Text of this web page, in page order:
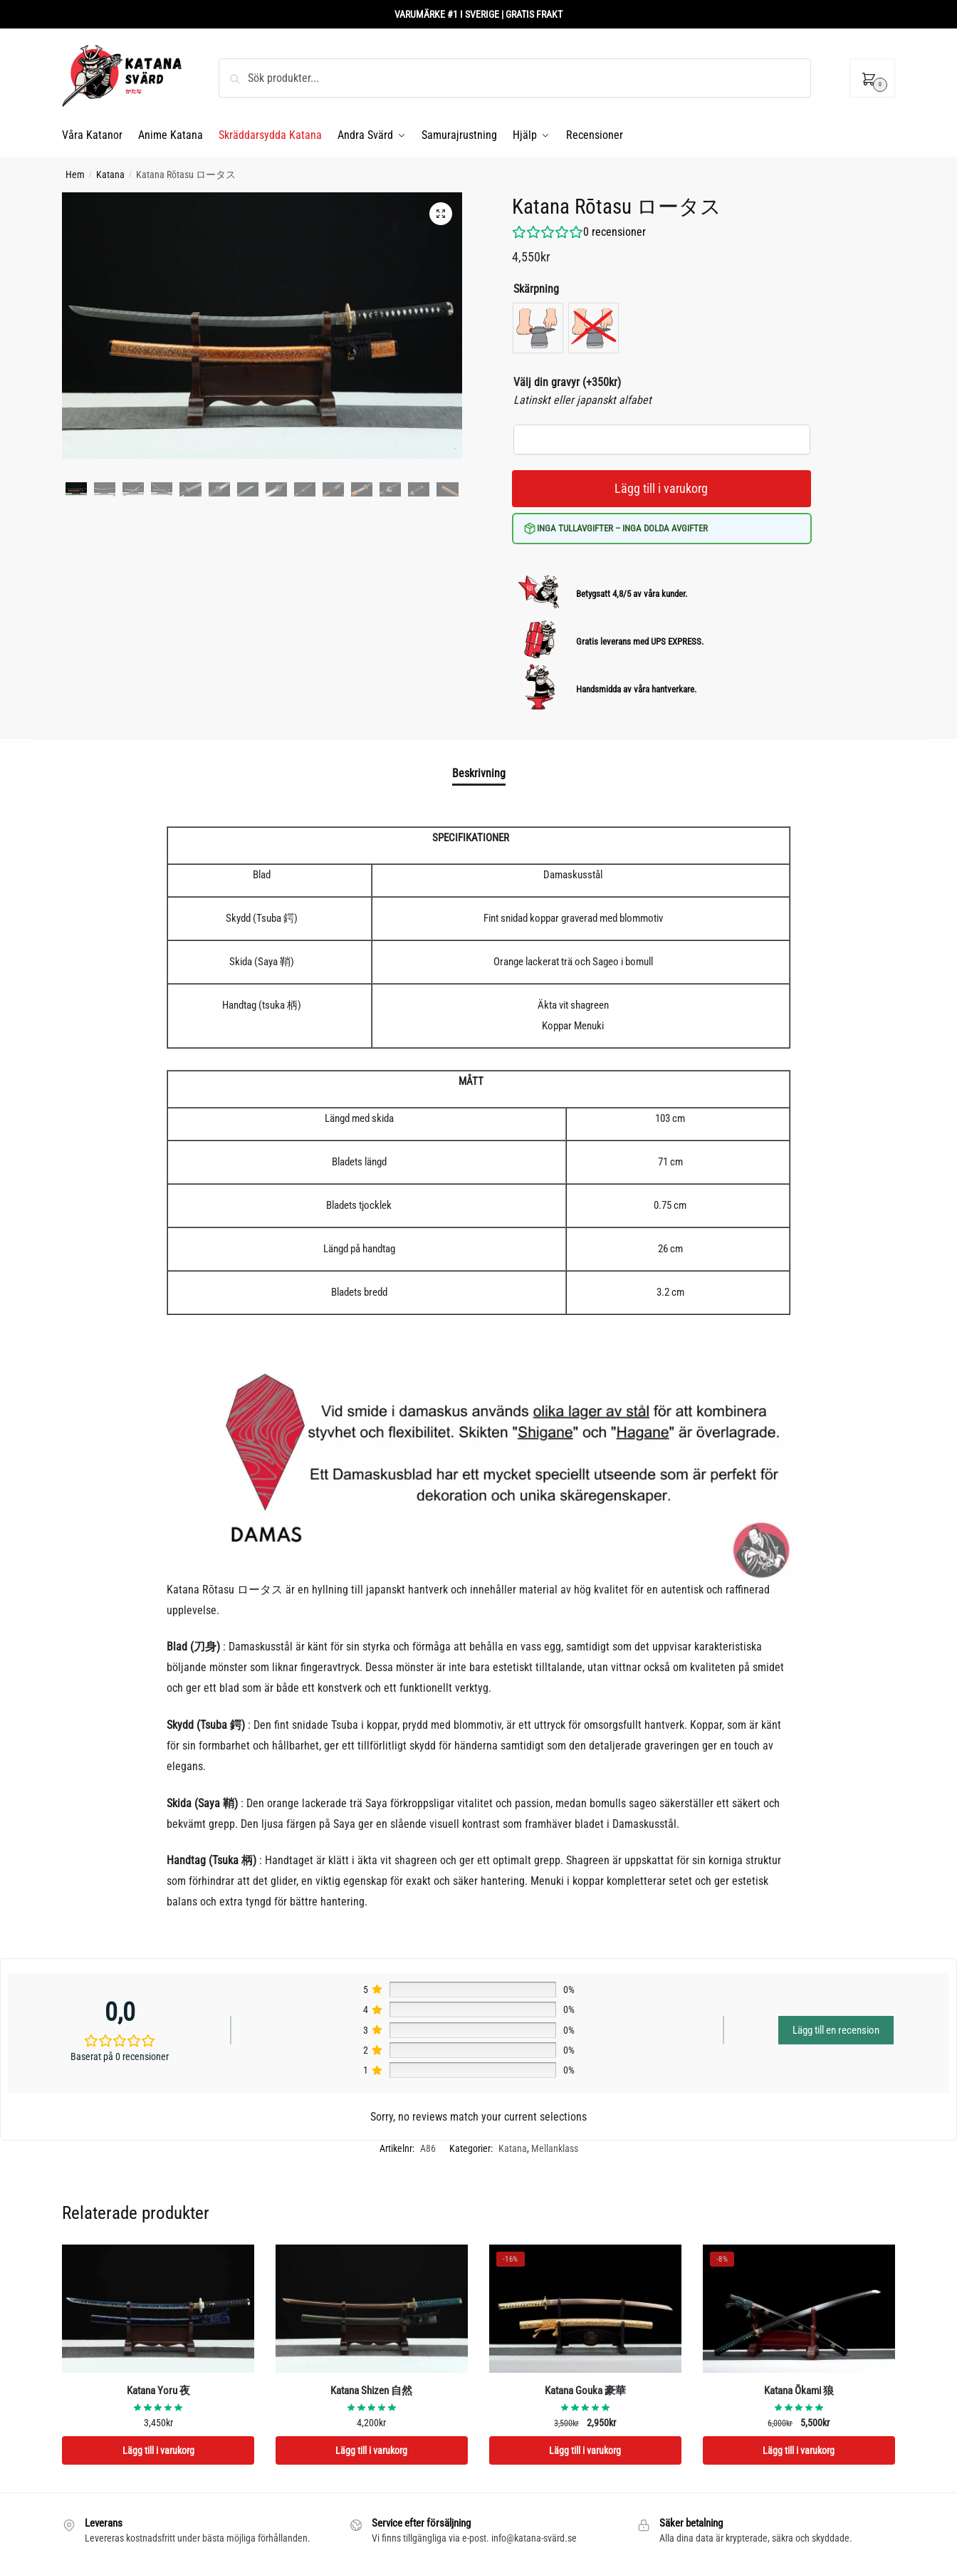
to
to
VARUMÄRKE #1 I SVERIGE | GRATIS FRAKT
efter:
0
Våra Katanor Anime Katana Skräddarsydda Katana Andra Svärd Samurajrustning Hjälp Recensioner
Hem / Katana / Katana Rōtasu ロータス
Katana Rōtasu ロータス
0 recensioner
4,550kr
Skärpning
Välj din gravyr (+350kr)
Latinskt eller japanskt alfabet
Lägg till i varukorg
INGA TULLAVGIFTER – INGA DOLDA AVGIFTER
Betygsatt 4,8/5 av våra kunder.
Gratis leverans med UPS EXPRESS.
Handsmidda av våra hantverkare.
Beskrivning
SPECIFIKATIONER
Blad Damaskusstål
Skydd (Tsuba 鍔) Fint snidad koppar graverad med blommotiv
Skida (Saya 鞘) Orange lackerat trä och Sageo i bomull
Handtag (tsuka 柄)
Äkta vit shagreen
Koppar Menuki
MÅTT
Längd med skida 103 cm
Bladets längd 71 cm
Bladets tjocklek 0.75 cm
Längd på handtag 26 cm
Bladets bredd 3.2 cm
Katana Rōtasu ロータス är en hyllning till japanskt hantverk och innehåller material av hög kvalitet för en autentisk och raffinerad
upplevelse.
Blad (刀身): Damaskusstål är känt för sin styrka och förmåga att behålla en vass egg, samtidigt som det uppvisar karakteristiska
böljande mönster som liknar fingeravtryck. Dessa mönster är inte bara estetiskt tilltalande, utan vittnar också om kvaliteten på smidet
och ger ett blad som är både ett konstverk och ett funktionellt verktyg.
Skydd (Tsuba 鍔): Den fint snidade Tsuba i koppar, prydd med blommotiv, är ett uttryck för omsorgsfullt hantverk. Koppar, som är känt
för sin formbarhet och hållbarhet, ger ett tillförlitligt skydd för händerna samtidigt som den detaljerade graveringen ger en touch av
elegans.
Skida (Saya 鞘): Den orange lackerade trä Saya förkroppsligar vitalitet och passion, medan bomulls sageo säkerställer ett säkert och
bekvämt grepp. Den ljusa färgen på Saya ger en slående visuell kontrast som framhäver bladet i Damaskusstål.
Handtag (Tsuka 柄): Handtaget är klätt i äkta vit shagreen och ger ett optimalt grepp. Shagreen är uppskattat för sin korniga struktur
som förhindrar att det glider, en viktig egenskap för exakt och säker hantering. Menuki i koppar kompletterar setet och ger estetisk
balans och extra tyngd för bättre hantering.
0,0
Baserat på 0 recensioner
5
0%
4
0%
3
0%
2
0%
1
0%
Lägg till en recension
Sorry, no reviews match your current selections
Artikelnr: A86 Kategorier: Katana, Mellanklass
Relaterade produkter
Katana Yoru 夜
3,450kr
Lägg till i varukorg
Katana Shizen 自然
4,200kr
Lägg till i varukorg
-16%
Katana Gouka 豪華
3,500kr
Det
ursprungliga
priset
2,950krDet
nuvarande
priset
Lägg till i varukorg
-8%
Katana Ōkami 狼
6,000kr
Det
ursprungliga
priset
5,500krDet
nuvarande
priset
Lägg till i varukorg
Leverans
Levereras kostnadsfritt under bästa möjliga förhållanden.
Service efter försäljning
Vi finns tillgängliga via e-post. info@katana-svärd.se
Säker betalning
Alla dina data är krypterade, säkra och skyddade.